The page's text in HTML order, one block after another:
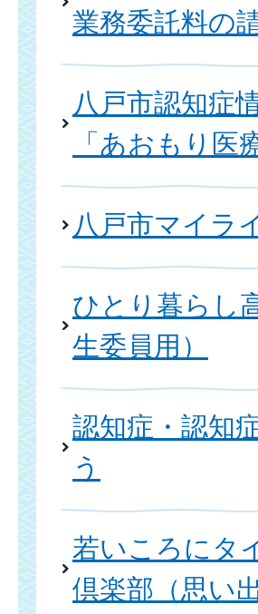
業務委託料の
八戸市認知症
「あおもり医
八戸市マイラ
ひとり暮らし
生委員用）
認知症・認知
う
若いころにタ
倶楽部（思い